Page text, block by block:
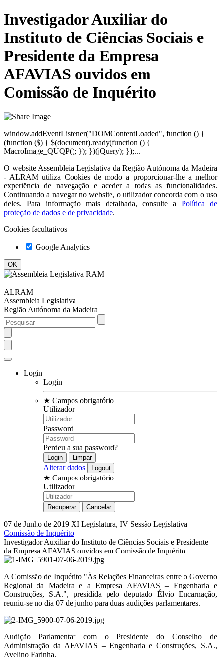
Investigador Auxiliar do
Instituto de Ciências Sociais e
Presidente da Empresa
AFAVIAS ouvidos em
Comissão de Inquérito
window.addEventListener("DOMContentLoaded", function () {
(function ($) { $(document).ready(function () {
MacroImage_QUQP(); }); })(jQuery); });...
O website Assembleia Legislativa da Região Autónoma da Madeira
- ALRAM utiliza Cookies de modo a proporcionar-lhe a melhor
experiência de navegação e aceder a todas as funcionalidades.
Continuando a navegar no website, o utilizador concorda com o uso
deles. Para informação mais detalhada, consulte a
Política de
proteção de dados e de privacidade.
Cookies facultativos
Google Analytics
ALRAM
Assembleia Legislativa
Região Autónoma da Madeira
Login
Login
★ Campos obrigatório
Utilizador
Password
Perdeu a sua password?
Alterar dados
★ Campos obrigatório
Utilizador
07 de Junho de 2019 XI Legislatura, IV Sessão Legislativa
Comissão de Inquérito
Investigador Auxiliar do Instituto de Ciências Sociais e Presidente
da Empresa AFAVIAS ouvidos em Comissão de Inquérito
A Comissão de Inquérito "Às Relações Financeiras entre o Governo
Regional da Madeira e a Empresa AFAVIAS – Engenharia e
Construções, S.A.", presidida pelo deputado Élvio Encarnação,
reuniu-se no dia 07 de junho para duas audições parlamentares.
Audição Parlamentar com o Presidente do Conselho de
Administração da AFAVIAS – Engenharia e Construções, S.A.,
Avelino Farinha.